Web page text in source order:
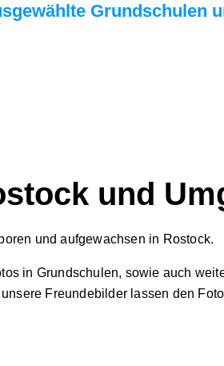
Grundschulen
und
und aufgewachsen in Rostock.
in Grundschulen, sowie auch
Freundebilder lassen den